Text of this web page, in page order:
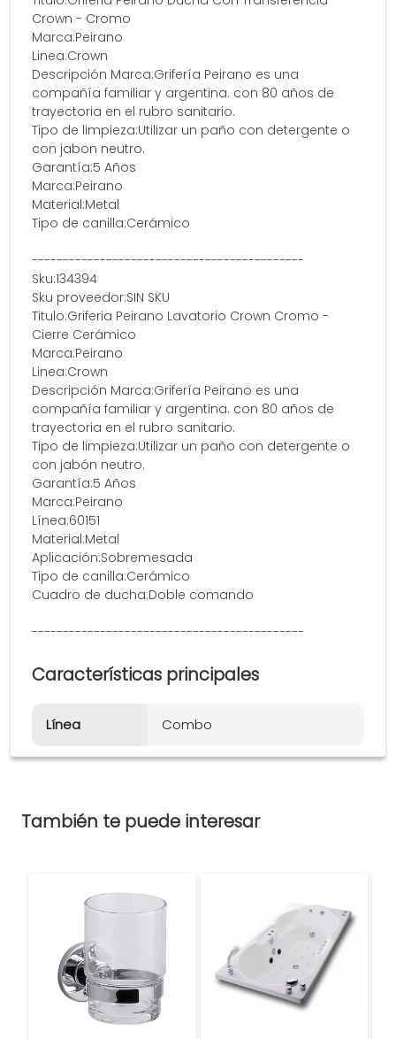
Crown - Cromo
Marca:Peirano
Linea:Crown
Descripción Marca:Grifería Peirano es una
compañía familiar y argentina. con 80 años de
trayectoria en el rubro sanitario.
Tipo de limpieza:Utilizar un paño con detergente o
con jabon neutro.
Garantía:5 Años
Marca:Peirano
Material:Metal
Tipo de canilla:Cerámico
--------------------------------------------
Sku:134394
Sku proveedor:SIN SKU
Titulo:Griferia Peirano Lavatorio Crown Cromo -
Cierre Cerámico
Marca:Peirano
Linea:Crown
Descripción Marca:Grifería Peirano es una
compañía familiar y argentina. con 80 años de
trayectoria en el rubro sanitario.
Tipo de limpieza:Utilizar un paño con detergente o
con jabón neutro.
Garantía:5 Años
Marca:Peirano
Línea:60151
Material:Metal
Aplicación:Sobremesada
Tipo de canilla:Cerámico
Cuadro de ducha:Doble comando
--------------------------------------------
Características principales
Línea Combo
También te puede interesar